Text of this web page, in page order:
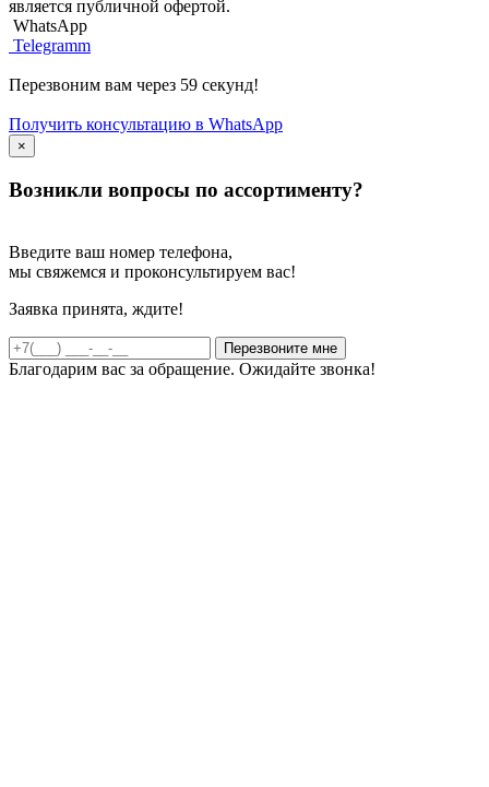
является публичной офертой.
WhatsApp
Telegramm
Перезвоним вам через 59 секунд!
Получить консультацию в WhatsApp
×
Возникли вопросы по ассортименту?
Введите ваш номер телефона,
мы свяжемся и проконсультируем вас!
Заявка принята, ждите!
Благодарим вас за обращение. Ожидайте звонка!